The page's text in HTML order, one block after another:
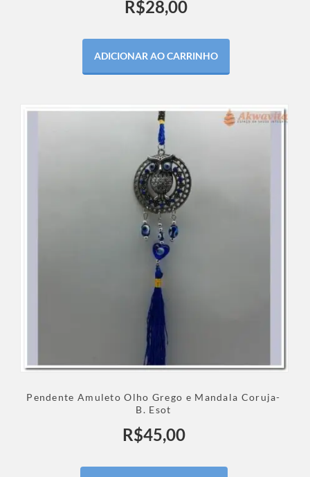
R$28,00
ADICIONAR AO CARRINHO
Pendente Amuleto Olho Grego e Mandala Coruja-
B. Esot
R$45,00